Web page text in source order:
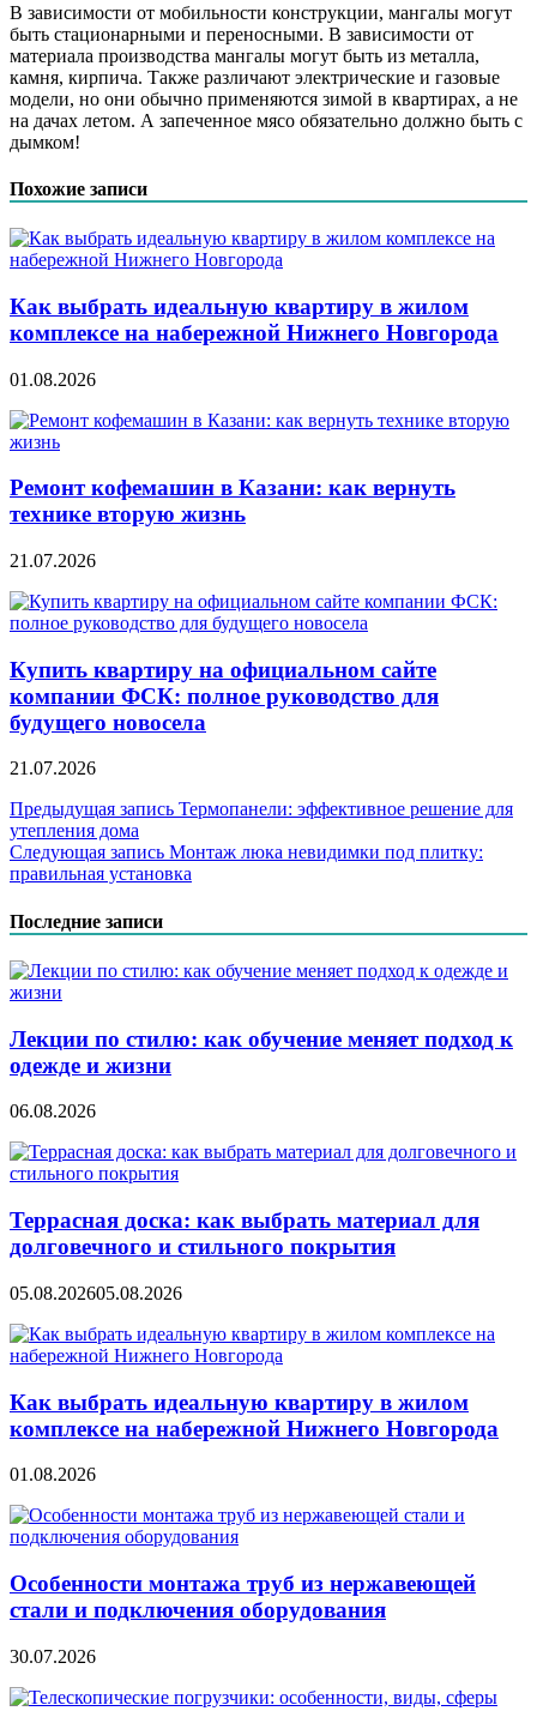
В зависимости от мобильности конструкции, мангалы могут
быть стационарными и переносными. В зависимости от
материала производства мангалы могут быть из металла,
камня, кирпича. Также различают электрические и газовые
модели, но они обычно применяются зимой в квартирах, а не
на дачах летом. А запеченное мясо обязательно должно быть с
дымком!
Похожие записи
Как выбрать идеальную квартиру в жилом
комплексе на набережной Нижнего Новгорода
01.08.2026
Ремонт кофемашин в Казани: как вернуть
технике вторую жизнь
21.07.2026
Купить квартиру на официальном сайте
компании ФСК: полное руководство для
будущего новосела
21.07.2026
Навигация
по
записям
Предыдущая запись Термопанели: эффективное решение для
утепления дома
Следующая запись Монтаж люка невидимки под плитку:
правильная установка
Последние записи
Лекции по стилю: как обучение меняет подход к
одежде и жизни
06.08.2026
Террасная доска: как выбрать материал для
долговечного и стильного покрытия
05.08.202605.08.2026
Как выбрать идеальную квартиру в жилом
комплексе на набережной Нижнего Новгорода
01.08.2026
Особенности монтажа труб из нержавеющей
стали и подключения оборудования
30.07.2026